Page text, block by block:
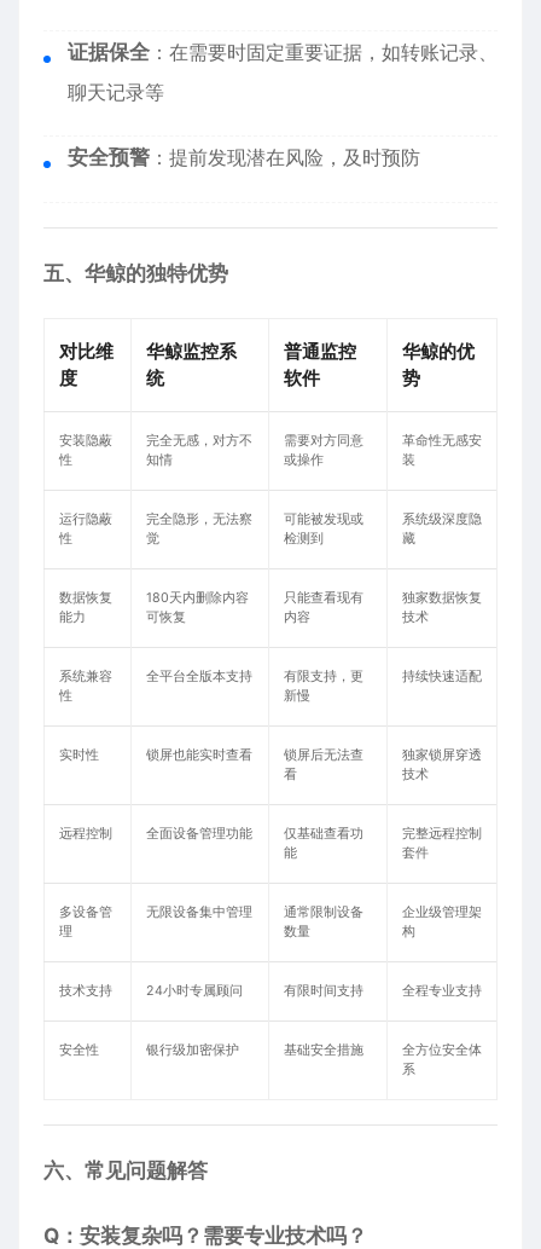
证据保全 ：在需要时固定重要证据，如转账记录、
聊天记录等
安全预警 ：提前发现潜在风险，及时预防
五、华鲸的独特优势
对比维
度
华鲸监控系
统
普通监控
软件
华鲸的优
势
安装隐蔽
性
完全无感，对方不
知情
需要对方同意
或操作
革命性无感安
装
运行隐蔽
性
完全隐形，无法察
觉
可能被发现或
检测到
系统级深度隐
藏
数据恢复
能力
180天内删除内容
可恢复
只能查看现有
内容
独家数据恢复
技术
系统兼容
性
全平台全版本支持
有限支持，更
新慢
持续快速适配
实时性 锁屏也能实时查看
锁屏后无法查
看
独家锁屏穿透
技术
远程控制 全面设备管理功能
仅基础查看功
能
完整远程控制
套件
多设备管
理
无限设备集中管理
通常限制设备
数量
企业级管理架
构
技术支持 24小时专属顾问 有限时间支持 全程专业支持
安全性 银行级加密保护 基础安全措施
全方位安全体
系
六、常见问题解答
Q：安装复杂吗？需要专业技术吗？